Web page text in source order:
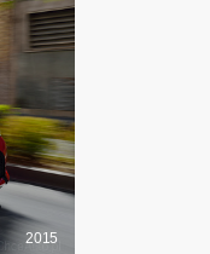
2015